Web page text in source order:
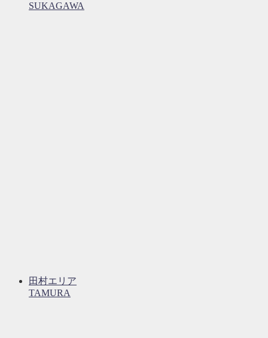
SUKAGAWA
田村エリア
TAMURA